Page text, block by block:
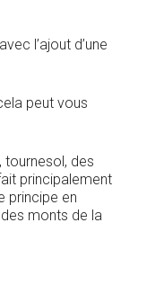
l’ajout d’une
peut vous
tournesol, des
principalement
principe en
monts de la